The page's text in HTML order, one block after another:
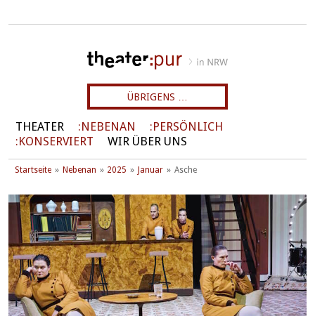
ÜBRIGENS …
THEATER NEBENAN
PERSÖNLICH
KONSERVIERT
WIR ÜBER UNS
Startseite Nebenan 2025 Januar Asche